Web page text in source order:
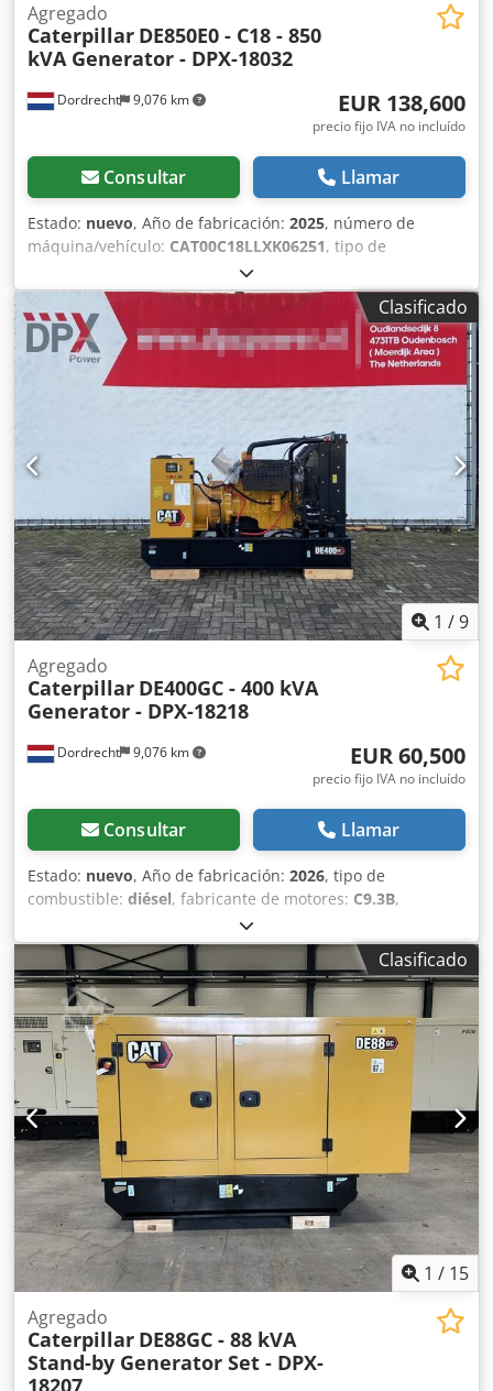
Dordrecht 9,076 km
Agregado
Caterpillar DE850E0 - C18 - 850
kVA Generator - DPX-18032
EUR 138,600
precio fijo IVA no incluído
Consultar Llamar
Estado: nuevo, Año de fabricación: 2025, número de
máquina/vehículo: CAT00C18LLXK06251, tipo de
, fabricante de motores:
C18, Uso previsto: construcción Peso en vacío: 6.934 kg
Potencia del generador: 850 kVA Dimensiones del
compartimento de carga: 557 x 217 x 240 cm Marcado CE:
sí Volumen del depósito de agua: 1.307 l Contacte con el
equipo de DPX para más información. = Otras opciones y
Clasificado
1 /9
Dordrecht 9,076 km
Agregado
Caterpillar DE400GC - 400 kVA
Generator - DPX-18218
EUR 60,500
precio fijo IVA no incluído
Consultar Llamar
Estado: nuevo, Año de fabricación: 2026, tipo de
combustible: diésel, fabricante de motores: C9.3B,
Propósito de uso: Construcción Codpfxexxn N Uo Amvorf
Peso en vacío: 2.300 kg Potencia del generador: 400 kVA
Dimensiones del compartimento de carga: 266 x 112 x 177
cm Marcado CE: sí Póngase en contacto con el equipo de
DPX para obtener más información. = Más opciones y
accesorios = - Batería - Panel de control - Depósito
Clasificado
1 / 15
Agregado
Caterpillar DE88GC - 88 kVA
Stand-by Generator Set - DPX-